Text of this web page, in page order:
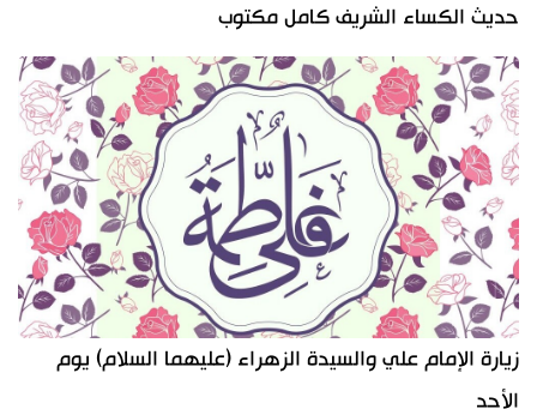
حديث الكساء الشريف كامل مكتوب
زيارة الإمام علي والسيدة الزهراء (عليهما السلام) يوم
الأحد